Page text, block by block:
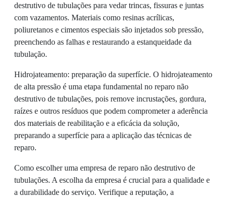
destrutivo de tubulações para vedar trincas, fissuras e juntas
com vazamentos. Materiais como resinas acrílicas,
poliuretanos e cimentos especiais são injetados sob pressão,
preenchendo as falhas e restaurando a estanqueidade da
tubulação.
Hidrojateamento: preparação da superfície. O hidrojateamento
de alta pressão é uma etapa fundamental no reparo não
destrutivo de tubulações, pois remove incrustações, gordura,
raízes e outros resíduos que podem comprometer a aderência
dos materiais de reabilitação e a eficácia da solução,
preparando a superfície para a aplicação das técnicas de
reparo.
Como escolher uma empresa de reparo não destrutivo de
tubulações. A escolha da empresa é crucial para a qualidade e
a durabilidade do serviço. Verifique a reputação, a